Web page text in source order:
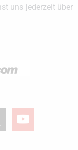
uns jederzeit über
youtube